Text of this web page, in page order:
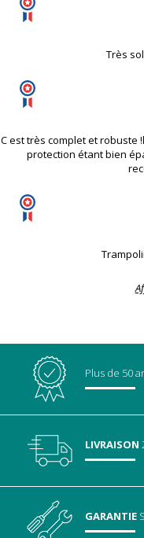
Très
C est très complet et robuste
protection étant bien
Plus de 50
LIVRAISON
GARANTIE